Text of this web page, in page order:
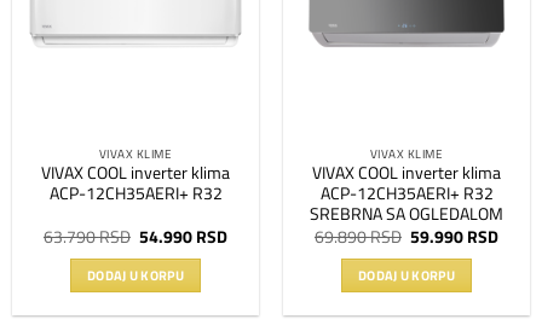
želja
VIVAX KLIME
VIVAX COOL inverter klima
ACP-12CH35AERI+ R32
63.790RSD Originalna
cena
je
bila:
63.790 RSD.
54.990 RSDTrenutna
DODAJ U KORPU
želja
VIVAX KLIME
VIVAX COOL inverter klima
ACP-12CH35AERI+ R32
SREBRNA SA OGLEDALOM
69.890RSD Originalna
cena
je
bila:
69.890 RSD.
59.990 RSD
DODAJ U KORPU